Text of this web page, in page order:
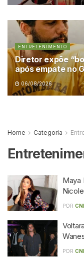
ENTRETENIMENTO
Diretor expõe
após empate no
06/08/2026
Home Categoria
Maya
POR
POR